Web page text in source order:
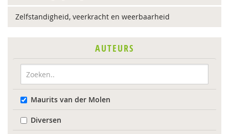
Zelfstandigheid, veerkracht en weerbaarheid
AUTEURS
Maurits van der Molen
Diversen